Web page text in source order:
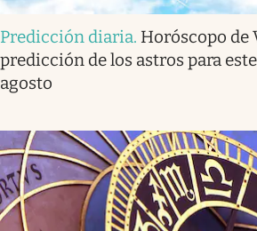
Predicción diaria. Horóscopo de
predicción de los astros para
agosto